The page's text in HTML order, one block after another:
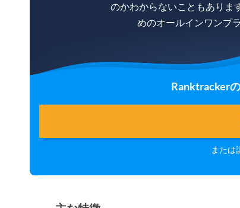
のかわからないこともありま
めのオールインワンプ
Ranktracker
または